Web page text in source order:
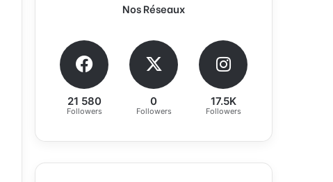
Nos Réseaux
21 580
Followers
0
Followers
17.5K
Followers